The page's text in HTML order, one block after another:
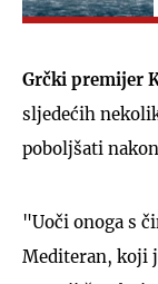
Grčki premijer
sljedećih
poboljšati
"Uoči onoga s
Mediteran, koji